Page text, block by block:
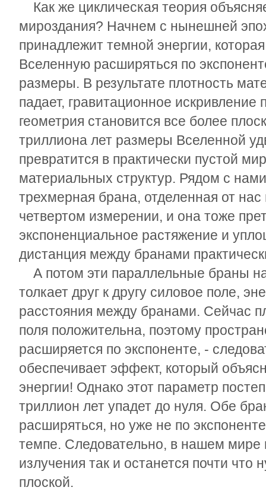
Как же циклическая теория
мироздания? Начнем с нынешней
принадлежит темной энергии,
Вселенную расширяться по
размеры. В результате плотность
падает, гравитационное искривление
геометрия становится все более
триллиона лет размеры Вселенной
превратится в практически пустой
материальных структур. Рядом с
трехмерная брана, отделенная от
четвертом измерении, и она тоже
экспоненциальное растяжение и
дистанция между бранами
А потом эти параллельные браны
толкает друг к другу силовое поле,
расстояния между бранами. Сейчас
поля положительна, поэтому
расширяется по экспоненте, -
обеспечивает эффект, который
энергии! Однако этот параметр
триллион лет упадет до нуля. Обе
расширяться, но уже не по
темпе. Следовательно, в нашем мире
излучения так и останется почти что
плоской.